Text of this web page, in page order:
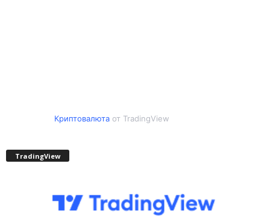
Криптовалютаот TradingView
TradingView